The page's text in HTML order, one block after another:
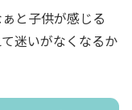
と子供が感じる
迷いがなくなるか